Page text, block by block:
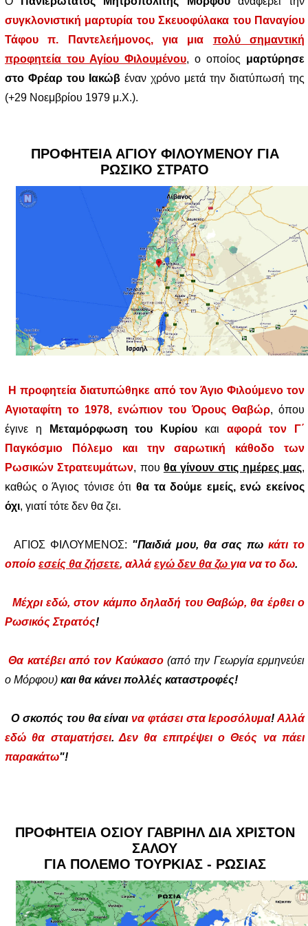
συγκλονιστική μαρτυρία του Σκευοφύλακα του Παναγίου
Τάφου π. Παντελεήμονος,
για μια πολύ σημαντική
προφητεία του Αγίου Φιλουμένου, ο οποίος μαρτύρησε
στο Φρέαρ του Ιακώβ έναν χρόνο μετά την διατύπωσή της
(+29 Νοεμβρίου 1979 μ.Χ.).
ΠΡΟΦΗΤΕΙΑ ΑΓΙΟΥ ΦΙΛΟΥΜΕΝΟΥ ΓΙΑ
ΡΩΣΙΚΟ ΣΤΡΑΤΟ
Η προφητεία διατυπώθηκε από τον Άγιο Φιλούμενο τον
Αγιοταφίτη το 1978, ενώπιον του Όρους Θαβώρ, όπου
έγινε η
Μεταμόρφωση του Κυρίου και αφορά τον Γ΄
Παγκόσμιο Πόλεμο και την σαρωτική κάθοδο των
Ρωσικών Στρατευμάτων, που θα γίνουν στις ημέρες μας,
καθώς ο Άγιος τόνισε ότι θα τα δούμε εμείς, ενώ εκείνος
όχι, γιατί τότε δεν θα ζει.
ΑΓΙΟΣ ΦΙΛΟΥΜΕΝΟΣ: "Παιδιά μου, θα σας πω κάτι το
οποίο εσείς θα ζήσετε, αλλάεγώ δεν θα ζω για να το δω.
Μέχρι εδώ, στον κάμπο δηλαδή του Θαβώρ, θα έρθει ο
Ρωσικός Στρατός!
Θα κατέβει από τον Καύκασο(από την Γεωργία ερμηνεύει
ο Μόρφου) και θα κάνει πολλές καταστροφές!
Ο σκοπός του θα είναινα φτάσει στα Ιεροσόλυμα!Αλλά
εδώ θα σταματήσει.Δεν θα επιτρέψει ο Θεός να πάει
παρακάτω"!
ΠΡΟΦΗΤΕΙΑ ΟΣΙΟΥ ΓΑΒΡΙΗΛ ΔΙΑ ΧΡΙΣΤΟΝ
ΣΑΛΟΥ
ΓΙΑ ΠΟΛΕΜΟ ΤΟΥΡΚΙΑΣ - ΡΩΣΙΑΣ